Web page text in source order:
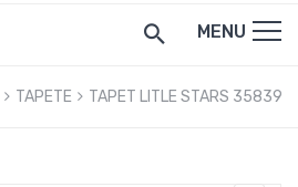
MENU
TAPETE TAPET LITLE STARS 358392